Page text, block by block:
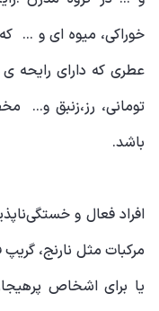
خوراکی، میوه ای و ...
عطری که دارای
تومانی، رز،زنبق و...
باشد.
افراد فعال و
مرکبات مثل نارنج،
یا برای اشخاص